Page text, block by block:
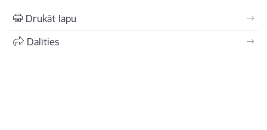
Drukāt lapu
Dalīties